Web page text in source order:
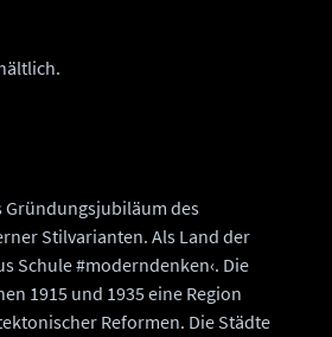
des
Stilvarianten. Als Land der
Schule #moderndenken‹. Die
1915 und 1935 eine Region
Reformen. Die Städte